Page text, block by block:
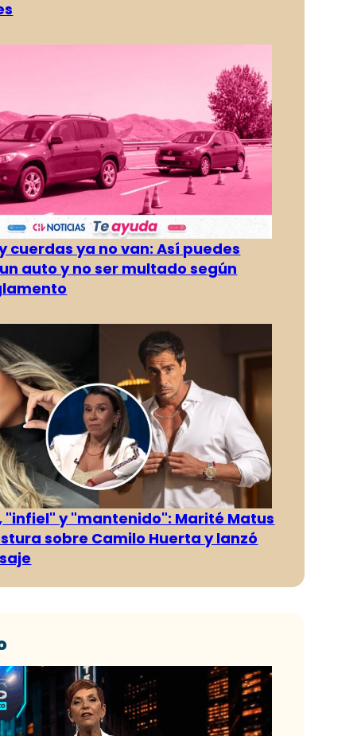
cuerdas ya no van: Así puedes
auto y no ser multado según
"infiel" y "mantenido": Marité Matus
sobre Camilo Huerta y lanzó